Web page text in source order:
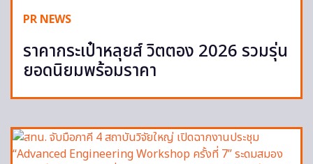
PR NEWS
ราคากระเป๋าหลุยส์ วิตตอง 2026 รวมรุ่น
ยอดนิยมพร้อมราคา